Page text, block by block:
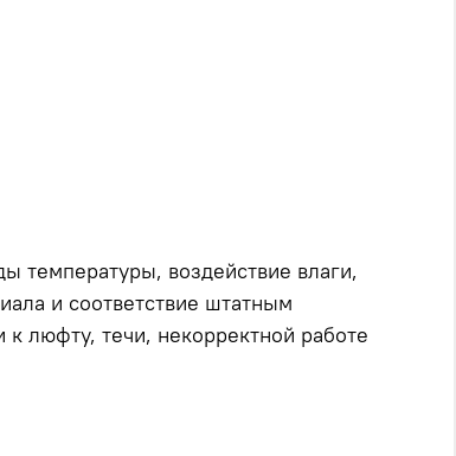
температуры, воздействие влаги,
и соответствие штатным
люфту, течи, некорректной работе